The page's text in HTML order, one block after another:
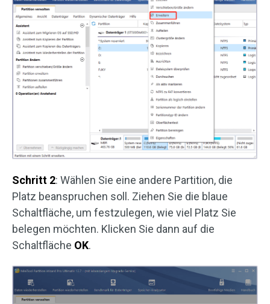
Schritt 2: Wählen Sie eine andere Partition, die
Platz beanspruchen soll. Ziehen Sie die blaue
Schaltfläche, um festzulegen, wie viel Platz Sie
belegen möchten. Klicken Sie dann auf die
Schaltfläche OK.